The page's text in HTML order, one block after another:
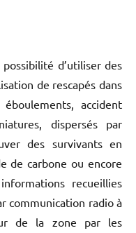
d’utiliser des
de rescapés dans
accident
dispersés par
des survivants en
de carbone ou encore
recueillies
communication radio à
de la zone par les